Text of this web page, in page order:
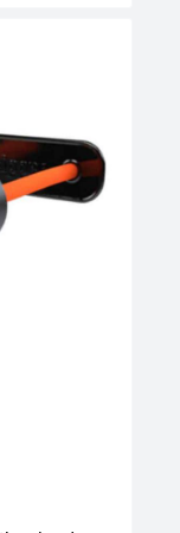
x H 18,5